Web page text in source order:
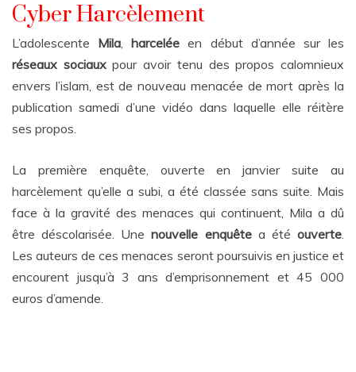
Cyber Harcèlement
L’adolescente Mila,harcelée en début d’année sur les
réseaux sociauxpour avoir tenu des propos calomnieux
envers l’islam, est de nouveau menacée de mort après la
publication samedi d’une vidéo dans laquelle elle réitère
ses propos.
La première enquête, ouverte en janvier suite au
harcèlement qu’elle a subi, a été classée sans suite. Mais
face à la gravité des menaces qui continuent, Mila a dû
être déscolarisée. Unenouvelle enquêtea étéouverte.
Les auteurs de ces menaces seront poursuivis en justice et
encourent jusqu’à 3 ans d’emprisonnement et 45 000
euros d’amende.